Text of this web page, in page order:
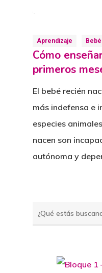
Aprendizaje Bebé
Cómo
primeros
El bebé recién
más indefensa e
especies
nacen son
autónoma y